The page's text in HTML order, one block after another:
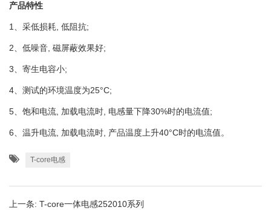
产品特性
1、采低损耗, 低阻抗;
2、低噪音, 磁屏蔽效果好;
3、寄生电容小;
4、测试的环境温度为25°C;
5、饱和电流, 加载电流时, 电感量下降30%时的电流值;
6、温升电流, 加载电流时, 产品温度上升40°C时的电流值。
T-core电感
上一条: T-core一体电感252010系列